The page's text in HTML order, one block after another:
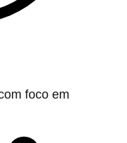
foco em